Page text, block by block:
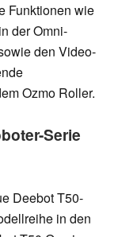
Funktionen wie
der Omni-
den Video-
Ozmo Roller.
Serie
Deebot T50-
in den